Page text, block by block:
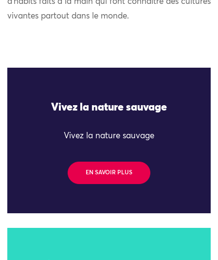
d’habits faits à la main qui font connaître des cultures
vivantes partout dans le monde.
Vivez la nature sauvage
Vivez la nature sauvage
EN SAVOIR PLUS